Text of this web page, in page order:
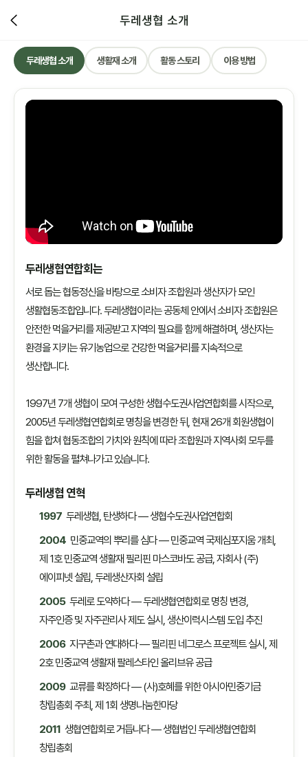
두레생협 소개
두레생협 소개 생활재 소개 활동 스토리 이용 방법
두레생협연합회는
서로 돕는 협동정신을 바탕으로 소비자 조합원과 생산자가 모인
생활협동조합입니다. 두레생협이라는 공동체 안에서 소비자 조합원은
안전한 먹을거리를 제공받고 지역의 필요를 함께 해결하며, 생산자는
환경을 지키는 유기농업으로 건강한 먹을거리를 지속적으로
생산합니다.
1997년 7개 생협이 모여 구성한 생협수도권사업연합회를 시작으로,
2005년 두레생협연합회로 명칭을 변경한 뒤, 현재 26개 회원생협이
힘을 합쳐 협동조합의 가치와 원칙에 따라 조합원과 지역사회 모두를
위한 활동을 펼쳐나가고 있습니다.
두레생협 연혁
1997 두레생협, 탄생하다 — 생협수도권사업연합회
2004 민중교역의 뿌리를 심다 — 민중교역 국제심포지움 개최,
제 1호 민중교역 생활재 필리핀 마스코바도 공급, 자회사 (주)
에이피넷 설립, 두레생산자회 설립
2005 두레로 도약하다 — 두레생협연합회로 명칭 변경,
자주인증 및 자주관리사 제도 실시, 생산이력시스템 도입 추진
2006 지구촌과 연대하다 — 필리핀 네그로스 프로젝트 실시, 제
2호 민중교역 생활재 팔레스타인 올리브유 공급
2009 교류를 확장하다 — (사)호혜를 위한 아시아민중기금
창립총회 주최, 제 1회 생명나눔한마당
2011 생협연합회로 거듭나다 — 생협법인 두레생협연합회
창립총회